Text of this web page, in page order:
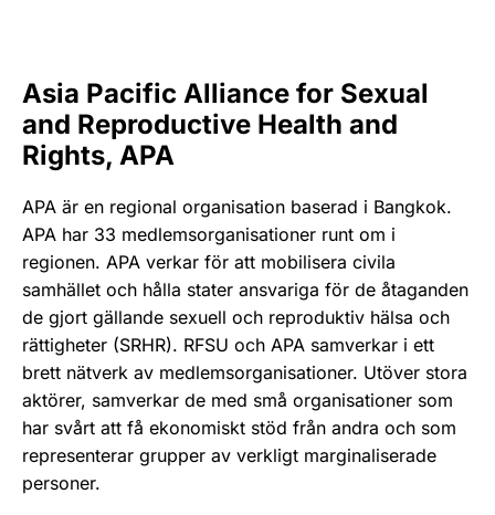
Asia Pacific Alliance for Sexual
and Reproductive Health and
Rights, APA
APA är en regional organisation baserad i Bangkok.
APA har 33 medlemsorganisationer runt om i
regionen. APA verkar för att mobilisera civila
samhället och hålla stater ansvariga för de åtaganden
de gjort gällande sexuell och reproduktiv hälsa och
rättigheter (SRHR). RFSU och APA samverkar i ett
brett nätverk av medlemsorganisationer. Utöver stora
aktörer, samverkar de med små organisationer som
har svårt att få ekonomiskt stöd från andra och som
representerar grupper av verkligt marginaliserade
personer.